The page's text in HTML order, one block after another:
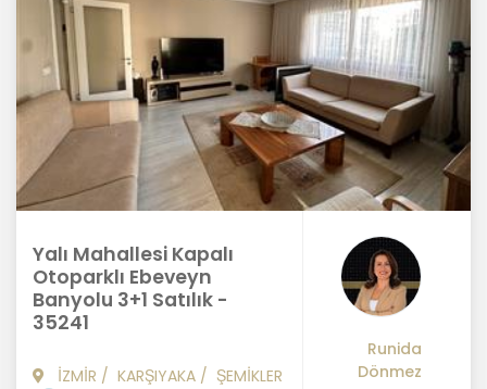
Yalı Mahallesi Kapalı
Otoparklı Ebeveyn
Banyolu 3+1 Satılık -
35241
İZMİR / KARŞIYAKA / ŞEMİKLER
Runida
Dönmez